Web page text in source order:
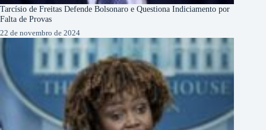
Tarcísio de Freitas Defende Bolsonaro e Questiona Indiciamento por
Falta de Provas
22 de novembro de 2024